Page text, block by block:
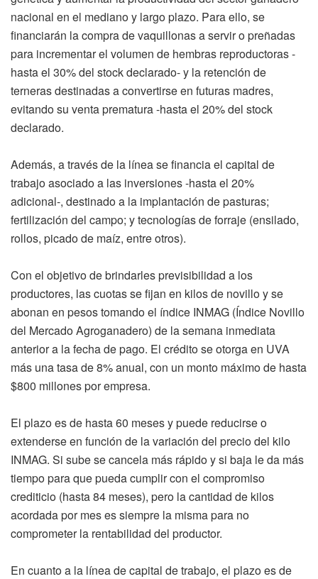
nacional en el mediano y largo plazo. Para ello, se
financiarán la compra de vaquillonas a servir o preñadas
para incrementar el volumen de hembras reproductoras -
hasta el 30% del stock declarado- y la retención de
terneras destinadas a convertirse en futuras madres,
evitando su venta prematura -hasta el 20% del stock
declarado.
Además, a través de la línea se financia el capital de
trabajo asociado a las inversiones -hasta el 20%
adicional-, destinado a la implantación de pasturas;
fertilización del campo; y tecnologías de forraje (ensilado,
rollos, picado de maíz, entre otros).
Con el objetivo de brindarles previsibilidad a los
productores, las cuotas se fijan en kilos de novillo y se
abonan en pesos tomando el índice INMAG (Índice Novillo
del Mercado Agroganadero) de la semana inmediata
anterior a la fecha de pago. El crédito se otorga en UVA
más una tasa de 8% anual, con un monto máximo de hasta
$800 millones por empresa.
El plazo es de hasta 60 meses y puede reducirse o
extenderse en función de la variación del precio del kilo
INMAG. Si sube se cancela más rápido y si baja le da más
tiempo para que pueda cumplir con el compromiso
crediticio (hasta 84 meses), pero la cantidad de kilos
acordada por mes es siempre la misma para no
comprometer la rentabilidad del productor.
En cuanto a la línea de capital de trabajo, el plazo es de